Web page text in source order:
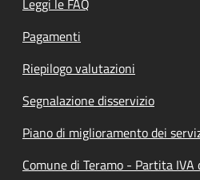
Leggi le FAQ
Pagamenti
Riepilogo valutazioni
Segnalazione disservizio
Piano di miglioramento dei
Comune di Teramo - Partita